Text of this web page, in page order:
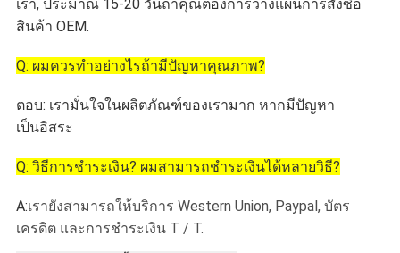
เรา, ประมาณ 15-20 วันถ้าคุณต้องการวางแผนการสั่งซื้อ
สินค้า OEM.
Q: ผมควรทําอย่างไรถ้ามีปัญหาคุณภาพ?
ตอบ: เรามั่นใจในผลิตภัณฑ์ของเรามาก หากมีปัญหา
เป็นอิสระ
Q: วิธีการชําระเงิน? ผมสามารถชําระเงินได้หลายวิธี?
A:เรายังสามารถให้บริการ Western Union, Paypal, บัตร
เครดิต และการชําระเงิน T / T.